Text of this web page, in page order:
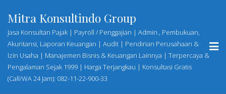
content
Mitra Konsultindo Group
Jasa Konsultan Pajak | Payroll / Penggajian | Admin., Pembukuan,
Akuntansi, Laporan Keuangan | Audit | Pendirian Perusahaan &
Izin Usaha | Manajemen Bisnis & Keuangan Lainnya | Terpercaya &
Pengalaman Sejak 1999 | Harga Terjangkau | Konsultasi Gratis
(Call/WA 24 Jam): 082-11-22-900-33